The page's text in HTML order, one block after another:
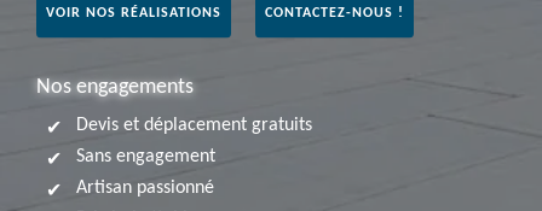
VOIR NOS RÉALISATIONS CONTACTEZ-NOUS !
Nos engagements
Devis et déplacement gratuits
Sans engagement
Artisan passionné